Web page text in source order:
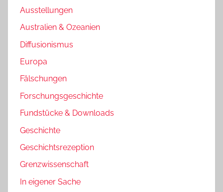
Ausstellungen
Australien & Ozeanien
Diffusionismus
Europa
Fälschungen
Forschungsgeschichte
Fundstücke & Downloads
Geschichte
Geschichtsrezeption
Grenzwissenschaft
In eigener Sache